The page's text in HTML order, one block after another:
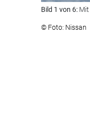
Bild 1 von 6: Mit
© Foto: Nissan